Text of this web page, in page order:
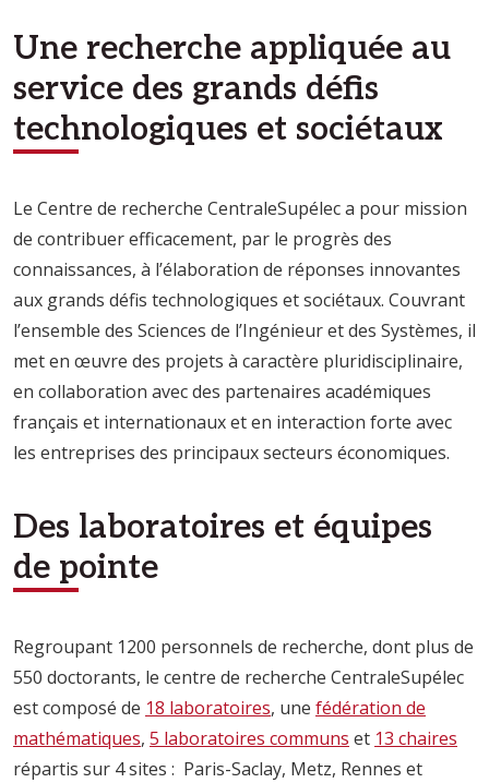
Une recherche appliquée au
service des grands défis
technologiques et sociétaux
Le Centre de recherche CentraleSupélec a pour mission
de contribuer efficacement, par le progrès des
connaissances, à l’élaboration de réponses innovantes
aux grands défis technologiques et sociétaux. Couvrant
l’ensemble des Sciences de l’Ingénieur et des Systèmes, il
met en œuvre des projets à caractère pluridisciplinaire,
en collaboration avec des partenaires académiques
français et internationaux et en interaction forte avec
les entreprises des principaux secteurs économiques.
Des laboratoires et équipes
de pointe
Regroupant 1200 personnels de recherche, dont plus de
550 doctorants, le centre de recherche CentraleSupélec
est composé de 18 laboratoires, une fédération de
mathématiques, 5 laboratoires communs et 13 chaires
répartis sur 4 sites : Paris-Saclay, Metz, Rennes et